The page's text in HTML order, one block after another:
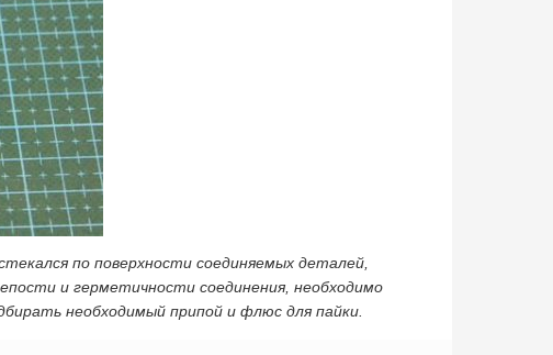
по поверхности соединяемых деталей,
и герметичности соединения, необходимо
необходимый припой и флюс для пайки.